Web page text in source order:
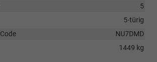
5
5-türig
NU7DMD
1449 kg